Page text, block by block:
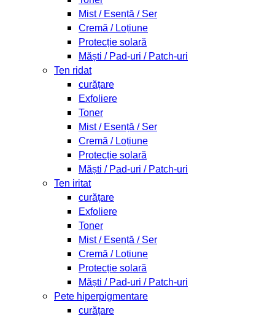
Mist / Esență / Ser
Cremă / Loțiune
Protecție solară
Măști / Pad-uri / Patch-uri
Ten ridat
curățare
Exfoliere
Toner
Mist / Esență / Ser
Cremă / Loțiune
Protecție solară
Măști / Pad-uri / Patch-uri
Ten iritat
curățare
Exfoliere
Toner
Mist / Esență / Ser
Cremă / Loțiune
Protecție solară
Măști / Pad-uri / Patch-uri
Pete hiperpigmentare
curățare